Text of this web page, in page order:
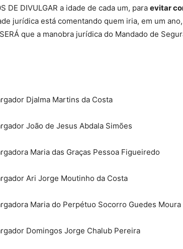
DE DIVULGAR a idade de cada um, para evitar
jurídica está comentando quem iria, em um
que a manobra jurídica do Mandado de
Djalma Martins da Costa
João de Jesus Abdala Simões
Maria das Graças Pessoa Figueiredo
Ari Jorge Moutinho da Costa
Maria do Perpétuo Socorro Guedes Moura
Domingos Jorge Chalub Pereira